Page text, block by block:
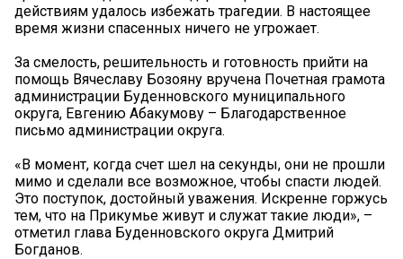
действиям удалось избежать трагедии. В настоящее
время жизни спасенных ничего не угрожает.
За смелость, решительность и готовность прийти на
помощь Вячеславу Бозояну вручена Почетная грамота
администрации Буденновского муниципального
округа, Евгению Абакумову – Благодарственное
письмо администрации округа.
«В момент, когда счет шел на секунды, они не прошли
мимо и сделали все возможное, чтобы спасти людей.
Это поступок, достойный уважения. Искренне горжусь
тем, что на Прикумье живут и служат такие люди», –
отметил глава Буденновского округа Дмитрий
Богданов.